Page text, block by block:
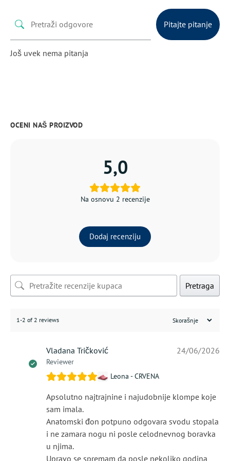
Pitajte pitanje
Još uvek nema pitanja
OCENI NAŠ PROIZVOD
5,0
Na osnovu 2 recenzije
Dodaj recenziju
Pretraga
1-2 of 2 reviews
Vladana Tričković
Reviewer
24/06/2026
Leona - CRVENA
Apsolutno najtrajnine i najudobnije klompe koje
sam imala.
Anatomski đon potpuno odgovara svodu stopala
i ne zamara nogu ni posle celodnevnog boravka
u njima.
Upravo se spremam da posle nekoliko godina